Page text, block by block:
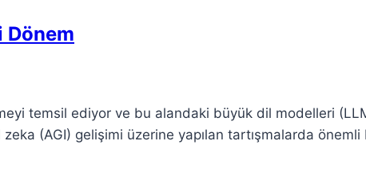
Dönem
temsil ediyor ve bu alandaki büyük dil modelleri
(AGI) gelişimi üzerine yapılan tartışmalarda önemli